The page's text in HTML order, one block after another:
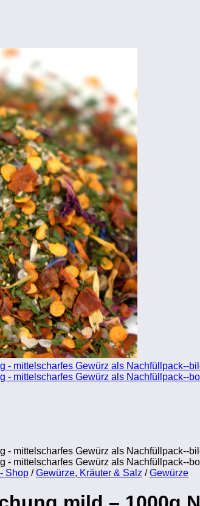
Shop / Gewürze, Kräuter & Salz / Gewürze